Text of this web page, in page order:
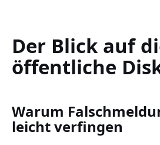
Der Blick auf
öffentliche
Warum
leicht verfingen